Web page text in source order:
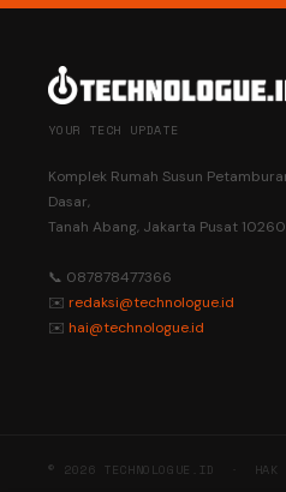
YOUR TECH UPDATE
Komplek Rumah Susun
Dasar,
Tanah Abang, Jakarta Pusat 10260
📞 087878477366
✉️ redaksi@technologue.id
✉️ hai@technologue.id
© 2026 TECHNOLOGUE.ID · HAK